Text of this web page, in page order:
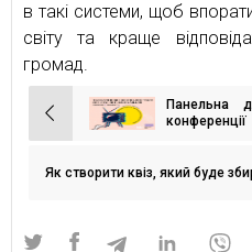
в такі системи, щоб
світу та краще
громад.
Навігація
записів
Панельна
Як створити квіз, який буде